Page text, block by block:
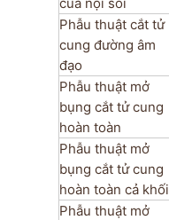
Phẫu thuật cắt tử
cung đường âm
đạo
Phẫu thuật mở
bụng cắt tử cung
hoàn toàn
Phẫu thuật mở
bụng cắt tử cung
hoàn toàn cả khối
Phẫu thuật mở